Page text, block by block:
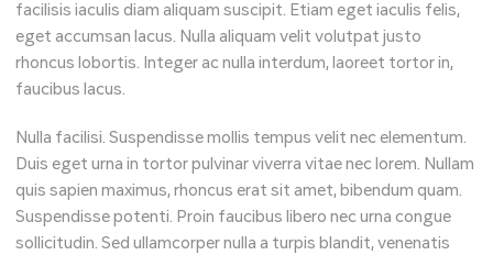
facilisis iaculis diam aliquam suscipit. Etiam eget iaculis felis,
eget accumsan lacus. Nulla aliquam velit volutpat justo
rhoncus lobortis. Integer ac nulla interdum, laoreet tortor in,
faucibus lacus.
Nulla facilisi. Suspendisse mollis tempus velit nec elementum.
Duis eget urna in tortor pulvinar viverra vitae nec lorem. Nullam
quis sapien maximus, rhoncus erat sit amet, bibendum quam.
Suspendisse potenti. Proin faucibus libero nec urna congue
sollicitudin. Sed ullamcorper nulla a turpis blandit, venenatis